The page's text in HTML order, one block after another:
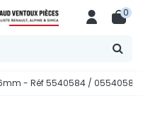
0
- Réf 5540584 /